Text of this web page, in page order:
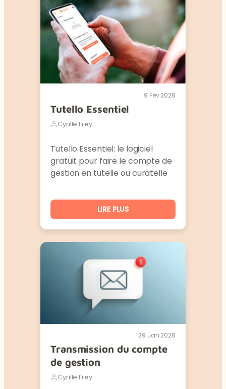
9 Fév 2026
Tutello Essentiel
Cyrille Frey
Tutello Essentiel: le logiciel
gratuit pour faire le compte de
gestion en tutelle ou curatelle
LIRE PLUS
29 Jan 2026
Transmission du compte
de gestion
Cyrille Frey